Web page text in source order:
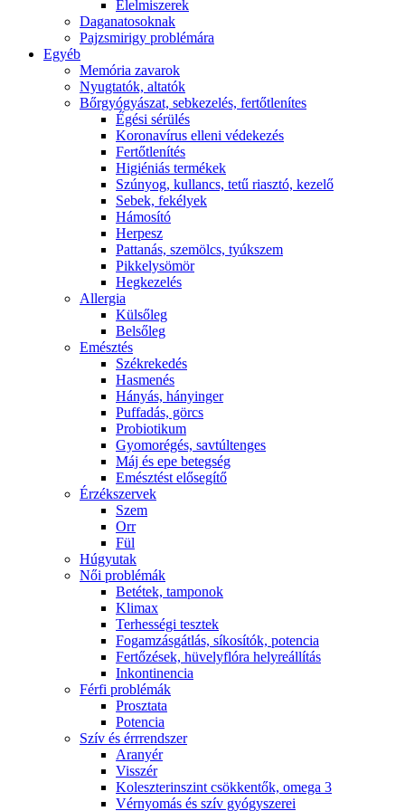
É́lelmiszerek
Daganatosoknak
Pajzsmirigy problémára
Egyéb
Memória zavarok
Nyugtatók, altatók
Bőrgyógyászat, sebkezelés, fertőtlenítes
É́gési sérülés
Koronavírus elleni védekezés
Fertőtlenítés
Higiéniás termékek
Szúnyog, kullancs, tetű riasztó, kezelő
Sebek, fekélyek
Hámosító
Herpesz
Pattanás, szemölcs, tyúkszem
Pikkelysömör
Hegkezelés
Allergia
Külsőleg
Belsőleg
Emésztés
Székrekedés
Hasmenés
Hányás, hányinger
Puffadás, görcs
Probiotikum
Gyomorégés, savtúltenges
Máj és epe betegség
Emésztést elősegítő
Érzékszervek
Szem
Orr
Fül
Húgyutak
Női problémák
Betétek, tamponok
Klimax
Terhességi tesztek
Fogamzásgátlás, síkosítók, potencia
Fertőzések, hüvelyflóra helyreállítás
Inkontinencia
Férfi problémák
Prosztata
Potencia
Szív és érrrendszer
Aranyér
Visszér
Koleszterinszint csökkentők, omega 3
Vérnyomás és szív gyógyszerei